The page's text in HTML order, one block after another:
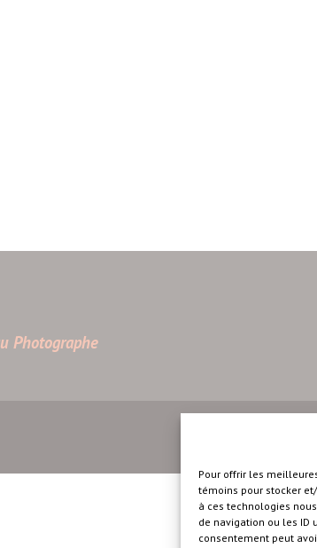
Pour offrir les
témoins pour stocker
à ces technologies
de navigation ou les ID
consentement peut
Photographe